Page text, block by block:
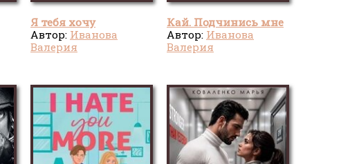
Я тебя хочу
Автор: Иванова
Валерия
Кай. Подчинись мне
Автор: Иванова
Валерия